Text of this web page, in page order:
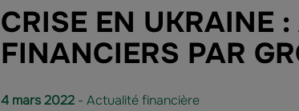
CRISE EN UKRAINE
FINANCIERS PAR
4 mars 2022- Actualité financière